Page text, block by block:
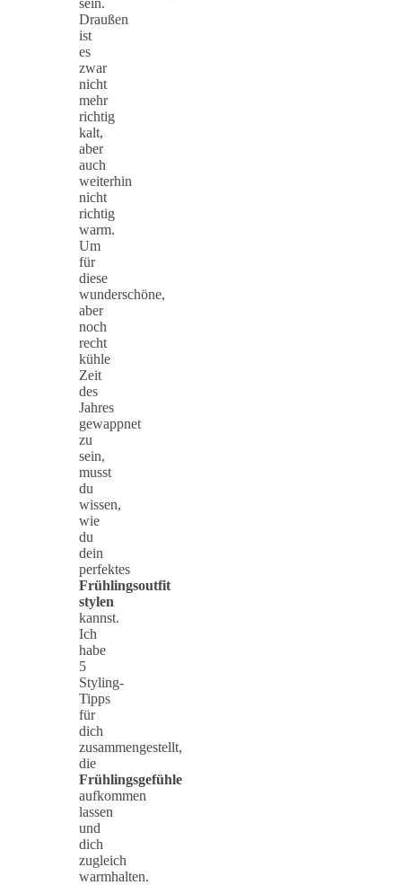
Draußen
ist
es
zwar
nicht
mehr
richtig
kalt,
aber
auch
weiterhin
nicht
richtig
warm.
Um
für
diese
wunderschöne,
aber
noch
recht
kühle
Zeit
des
Jahres
gewappnet
zu
sein,
musst
du
wissen,
wie
du
dein
perfektes
Frühlingsoutfit
stylen
kannst.
Ich
habe
5
Styling-
Tipps
für
dich
zusammengestellt,
die
Frühlingsgefühle
aufkommen
lassen
und
dich
zugleich
warmhalten.